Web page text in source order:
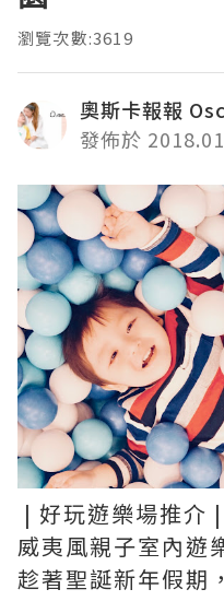
瀏覽次數:3619
奧斯卡報報
發佈於
| 好玩遊樂場推介
威夷風親子室內遊
趁著聖誕新年假期